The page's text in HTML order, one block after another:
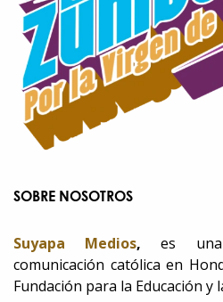
SOBRE NOSOTROS
Suyapa Medios, es una
comunicación católica en
Fundación para la Educación y